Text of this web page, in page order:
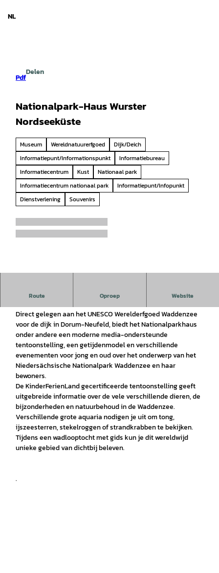
NL
Pdf
Delen
Nationalpark-Haus Wurster
Nordseeküste
Museum Wereldnatuurerfgoed
Dijk/Deich
Informatiepunt/Informationspunkt
Informatiebureau
Informatiecentrum
Kust
Nationaal park
Informatiecentrum nationaal park
Informatiepunt/Infopunkt
Dienstverlening
Souvenirs
V
i
o
s
p
e
l
e
n
Route Oproep Website
Het Nations Park House Wurster-Nordseeküste is een plek
Direct gelegen aan het UNESCO Werelderfgoed Waddenzee
voor de dijk in Dorum-Neufeld, biedt het Nationalparkhaus
onder andere een moderne media-ondersteunde
tentoonstelling, een getijdenmodel en verschillende
evenementen voor jong en oud over het onderwerp van het
Niedersächsische Nationalpark Waddenzee en haar
bewoners.
De KinderFerienLand gecertificeerde tentoonstelling geeft
uitgebreide informatie over de vele verschillende dieren, de
bijzonderheden en natuurbehoud in de Waddenzee.
Verschillende grote aquaria nodigen je uit om tong,
ijszeesterren, stekelroggen of strandkrabben te bekijken.
Tijdens een wadlooptocht met gids kun je dit wereldwijd
unieke gebied van dichtbij beleven.
.